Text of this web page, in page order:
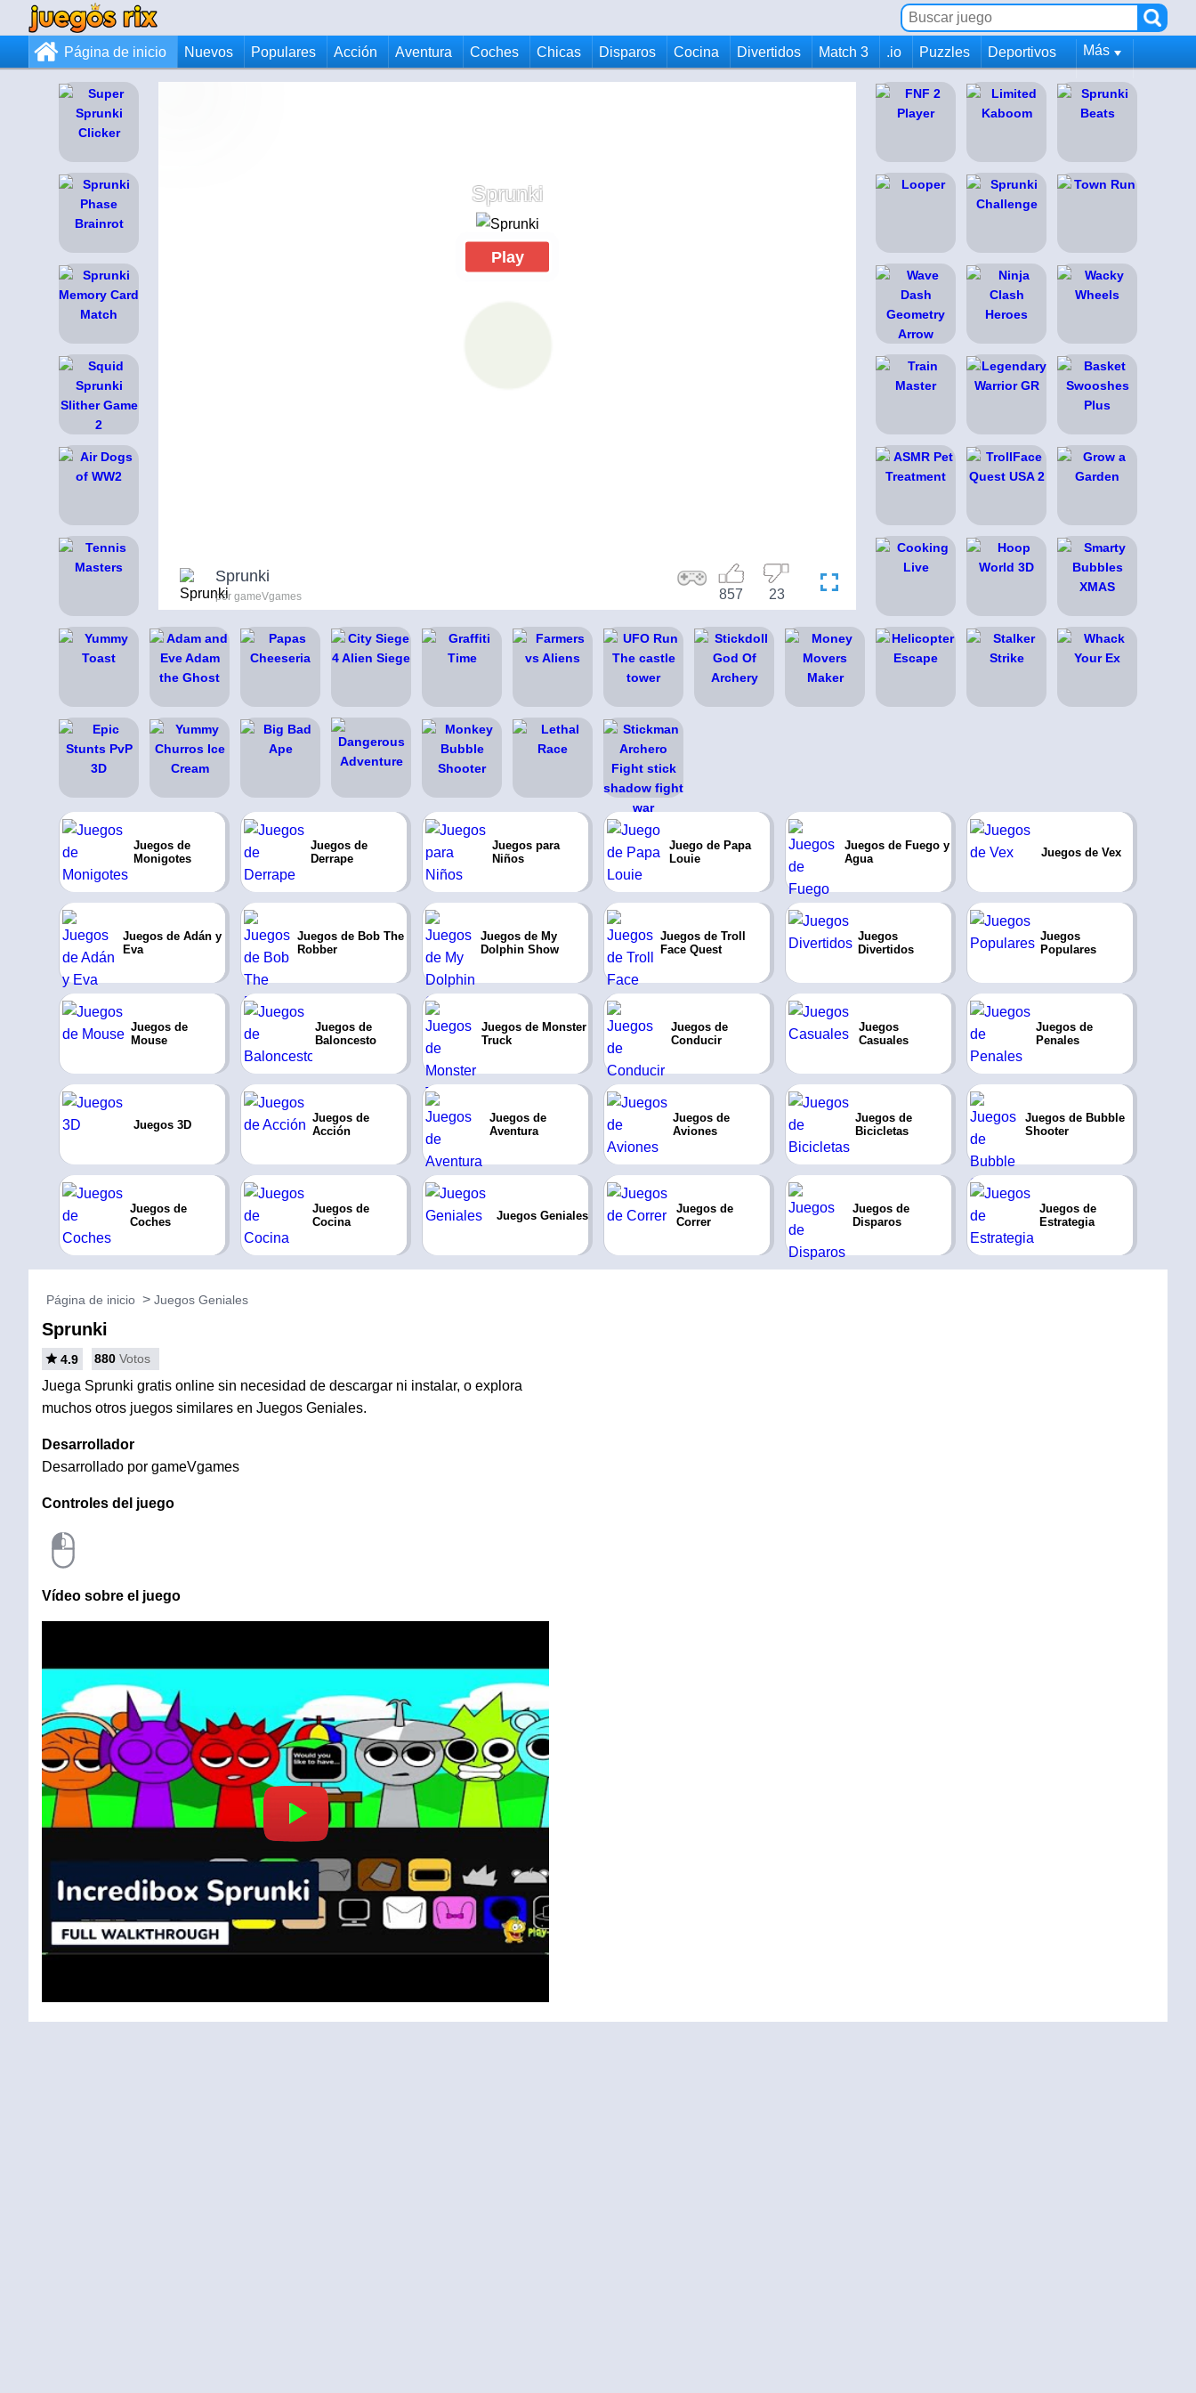
Página de inicio Nuevos Populares Acción Aventura Coches Chicas Disparos Cocina Divertidos Match 3 .io Puzzles Deportivos Más
Sprunki
Play
Sprunki
por gameVgames 23
857
Juegos de
Monigotes
Juegos de
Derrape
Juegos para
Niños
Juego de Papa
Louie
Juegos de Fuego y
Agua
Juegos de Vex
Juegos de Adán y
Eva
Juegos de Bob The
Robber
Juegos de My
Dolphin Show
Juegos de Troll
Face Quest
Juegos
Divertidos
Juegos
Populares
Juegos de
Mouse
Juegos de
Baloncesto
Juegos de Monster
Truck
Juegos de
Conducir
Juegos
Casuales
Juegos de
Penales
Juegos 3D
Juegos de
Acción
Juegos de
Aventura
Juegos de
Aviones
Juegos de
Bicicletas
Juegos de Bubble
Shooter
Juegos de
Coches
Juegos de
Cocina
Juegos Geniales
Juegos de
Correr
Juegos de
Disparos
Juegos de
Estrategia
Página de inicio Juegos Geniales
Sprunki
4.9 880 Votos
Juega Sprunki gratis online sin necesidad de descargar ni instalar, o explora
muchos otros juegos similares en Juegos Geniales.
Desarrollador
Desarrollado por gameVgames
Controles del juego
Vídeo sobre el juego